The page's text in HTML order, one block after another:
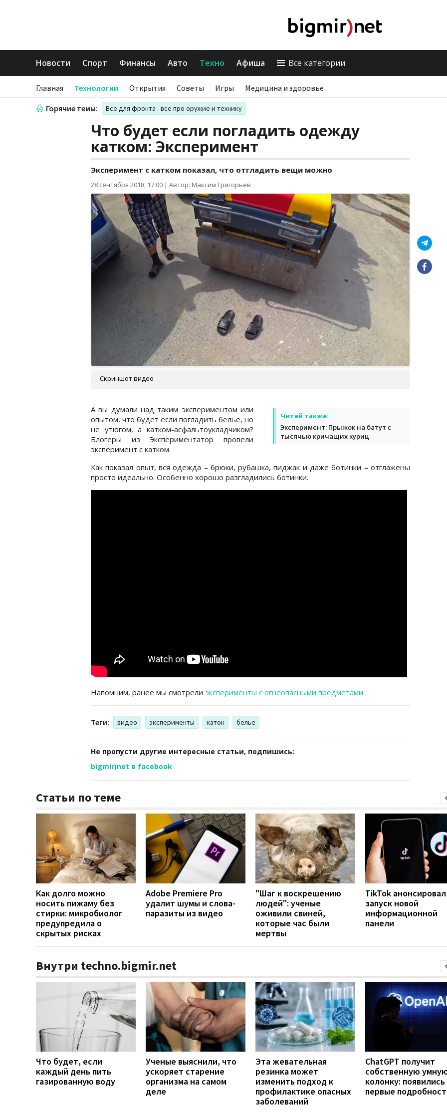
Новости Спорт Финансы Авто Техно Афиша Все категории
Главная Технологии Открытия Советы Игры Медицина и здоровье
Горячие темы: Все для фронта - все про оружие и технику
Что будет если погладить одежду
катком: Эксперимент
Эксперимент с катком показал, что отгладить вещи можно
28 сентября 2018, 17:00 | Автор: Максим Григорьев
Скриншот видео
Читай также:
Эксперимент: Прыжок на батут с
тысячью кричащих куриц
А вы думали над таким экспериментом или
опытом, что будет если погладить белье, но
не утюгом, а катком-асфальтоукладчиком?
Блогеры из Экспериментатор провели
эксперимент с катком.
Как показал опыт, вся одежда – брюки, рубашка, пиджак и даже ботинки – отглажены
просто идеально. Особенно хорошо разгладились ботинки.
Напомним, ранее мы смотрели эксперименты с огнеопасными предметами.
Теги: видео эксперименты каток белье
Не пропусти другие интересные статьи, подпишись:
bigmir)net в facebook
Статьи по теме
Как долго можно
носить пижаму без
стирки: микробиолог
предупредила о
скрытых рисках
Adobe Premiere Pro
удалит шумы и слова-
паразиты из видео
"Шаг к воскрешению
людей": ученые
оживили свиней,
которые час были
мертвы
TikTok анонсировал
запуск новой
информационной
панели
Внутри techno.bigmir.net
Что будет, если
каждый день пить
газированную воду
Ученые выяснили, что
ускоряет старение
организма на самом
деле
Эта жевательная
резинка может
изменить подход к
профилактике опасных
заболеваний
ChatGPT получит
собственную
колонку: появились
первые